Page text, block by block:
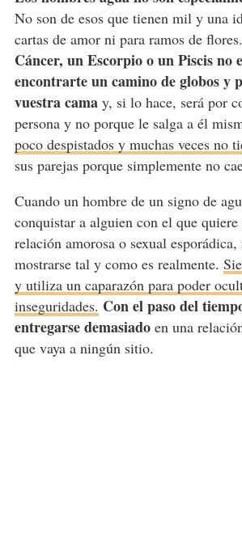
No son de esos que tienen mil y una
cartas de amor ni para ramos de flores.
Cáncer, un Escorpio o un Piscis no
encontrarte un camino de globos y
vuestra camay, si lo hace, será por
persona y no porque le salga a él
poco despistados y muchas veces no
sus parejas porque simplemente no
Cuando un hombre de un signo de
conquistar a alguien con el que quiere
relación amorosa o sexual esporádica,
mostrarse tal y como es realmente.
y utiliza un caparazón para poder
inseguridades. Con el paso del
entregarse demasiadoen una
que vaya a ningún sitio.